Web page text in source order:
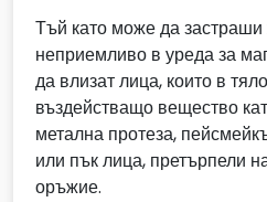
Тъй като може да застраши
неприемливо в уреда за
да влизат лица, които в
въздействащо вещество
метална протеза,
или пък лица, претърпели
оръжие.